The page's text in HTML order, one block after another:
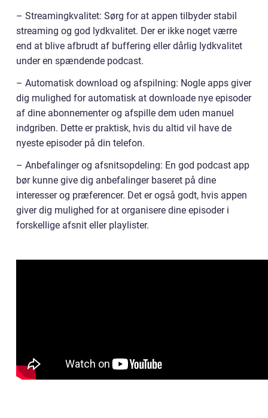
– Streamingkvalitet: Sørg for at appen tilbyder stabil
streaming og god lydkvalitet. Der er ikke noget værre
end at blive afbrudt af buffering eller dårlig lydkvalitet
under en spændende podcast.
– Automatisk download og afspilning: Nogle apps giver
dig mulighed for automatisk at downloade nye episoder
af dine abonnementer og afspille dem uden manuel
indgriben. Dette er praktisk, hvis du altid vil have de
nyeste episoder på din telefon.
– Anbefalinger og afsnitsopdeling: En god podcast app
bør kunne give dig anbefalinger baseret på dine
interesser og præferencer. Det er også godt, hvis appen
giver dig mulighed for at organisere dine episoder i
forskellige afsnit eller playlister.